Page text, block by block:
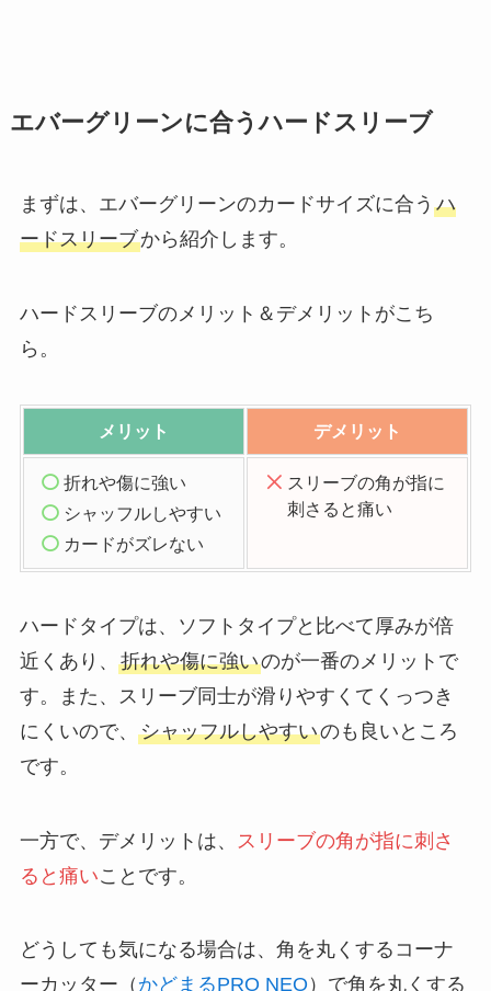
エバーグリーンに合うハードスリーブ
まずは、エバーグリーンのカードサイズに合う ハ
ードスリーブから紹介します。
ハードスリーブのメリット＆デメリットがこち
ら。
メリット デメリット
折れや傷に強い
シャッフルしやすい
カードがズレない
スリーブの角が指に
刺さると痛い
ハードタイプは、ソフトタイプと比べて厚みが倍
近くあり、 折れや傷に強いのが一番のメリットで
す。また、スリーブ同士が滑りやすくてくっつき
にくいので、 シャッフルしやすいのも良いところ
です。
一方で、デメリットは、
スリーブの角が指に刺さ
ると痛いことです。
どうしても気になる場合は、角を丸くするコーナ
ーカッター（かどまるPRO NEO ）で角を丸くする